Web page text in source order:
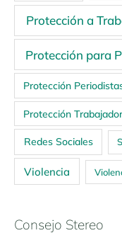
Protección a
Protección para
Protección
Protección
Redes Sociales
Violencia
Consejo Stereo